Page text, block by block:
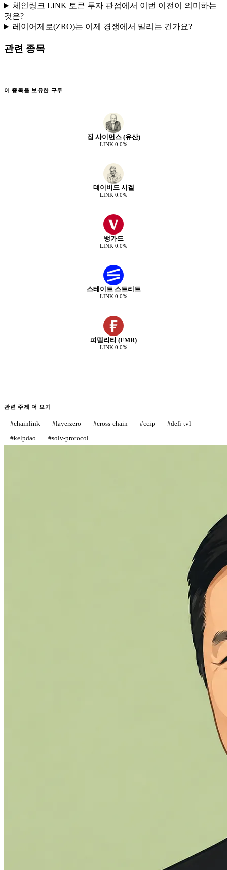
체인링크 LINK 토큰 투자 관점에서 이번 이전이 의미하는
것은?
레이어제로(ZRO)는 이제 경쟁에서 밀리는 건가요?
관련 종목
이 종목을 보유한 구루
짐 사이먼스 (유산)
LINK 0.0%
데이비드 시겔
LINK 0.0%
뱅가드
LINK 0.0%
스테이트 스트리트
LINK 0.0%
피델리티 (FMR)
LINK 0.0%
관련 주제 더 보기
#chainlink #layerzero #cross-chain #ccip #defi-tvl
#kelpdao #solv-protocol